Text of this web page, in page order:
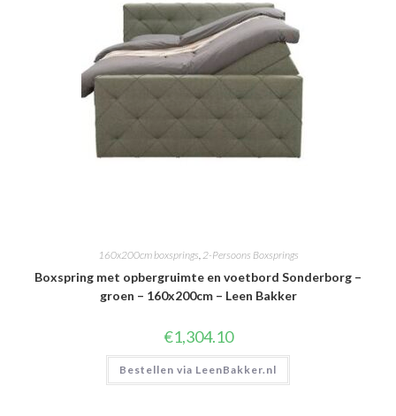
160x200cm boxsprings,2-Persoons Boxsprings
Boxspring met opbergruimte en voetbord Sonderborg –
groen – 160x200cm – Leen Bakker
€1,304.10
Bestellen via LeenBakker.nl